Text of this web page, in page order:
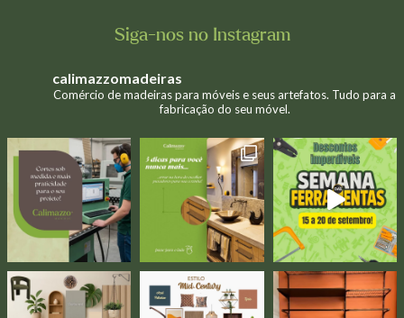
Siga-nos no Instagram
calimazzomadeiras
Comércio de madeiras para móveis e seus artefatos. Tudo para a
fabricação do seu móvel.